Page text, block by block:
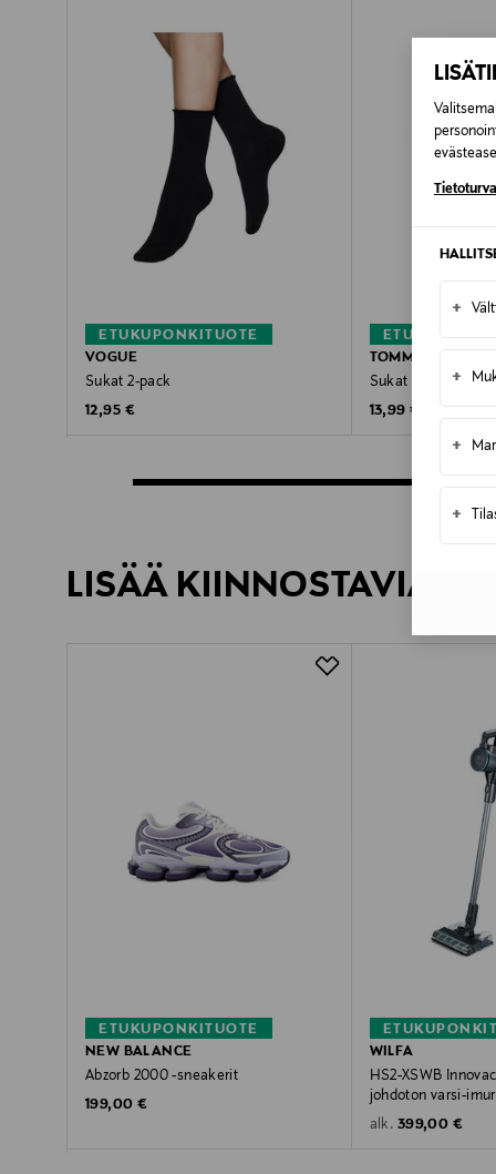
+
+
+
+
ETUKUPONKITUOTE
VOGUE
Sukat 2-pack
Original Price
12,95 €
TOMMY HILFIGER
Sukat 2-pack
Original Price
13,99 €
LISÄÄ KIINNOSTAVIA
ETUKUPONKITUOTE
NEW BALANCE
Abzorb 2000 -sneakerit
Original Price
199,00 €
WILFA
HS2-XSWB
johdoton varsi-
alk. Original Price
399,00 €